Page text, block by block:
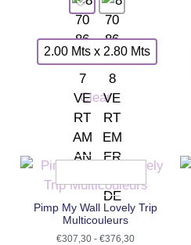
2.00 Mts x 2.80 Mts
Clear
Pimp My Wall Lovely Trip
Multicouleurs
€307,30 - €376,30